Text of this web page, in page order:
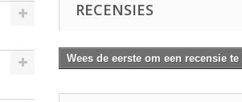
RECENSIES
Wees de eerste om een recensie